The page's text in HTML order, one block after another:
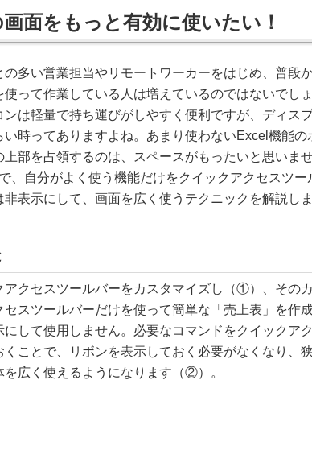
面をもっと有効に使いたい！
多い営業担当やリモートワーカーをはじめ、普段
って作業している人は増えているのではないでしょ
ンは軽量で持ち運びがしやすく便利ですが、ディス
時ってありますよね。あまり使わないExcel機能の
部を占領するのは、スペースがもったいと思いま
、自分がよく使う機能だけをクイックアクセスツー
表示にして、画面を広く使うテクニックを解説しま
クセスツールバーをカスタマイズし（①）、そのカ
スツールバーだけを使って簡単な「売上表」を作
して使用しません。必要なコマンドをクイックアク
ことで、リボンを表示しておく必要がなくなり、
広く使えるようになります（②）。